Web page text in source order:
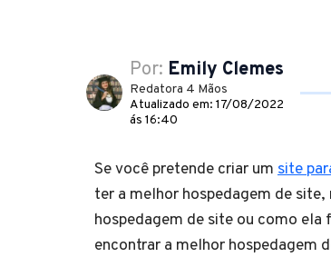
Por: Emily Clemes
Redatora 4 Mãos
Atualizado em: 17/08/2022
ás 16:40
Se você pretende criar um site
ter a melhor hospedagem de site,
hospedagem de site ou como ela
encontrar a melhor hospedagem